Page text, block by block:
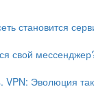
становится
свой
Эволюция